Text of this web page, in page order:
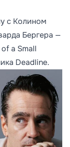
с Колином
Бергера —
a Small
Deadline.